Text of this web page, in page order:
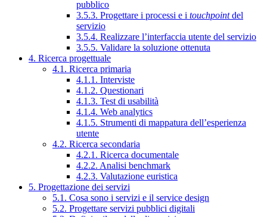
pubblico
3.5.3. Progettare i processi e i touchpointdel
servizio
3.5.4. Realizzare l’interfaccia utente del servizio
3.5.5. Validare la soluzione ottenuta
4. Ricerca progettuale
4.1. Ricerca primaria
4.1.1. Interviste
4.1.2. Questionari
4.1.3. Test di usabilità
4.1.4. Web analytics
4.1.5. Strumenti di mappatura dell’esperienza
utente
4.2. Ricerca secondaria
4.2.1. Ricerca documentale
4.2.2. Analisi benchmark
4.2.3. Valutazione euristica
5. Progettazione dei servizi
5.1. Cosa sono i servizi e il service design
5.2. Progettare servizi pubblici digitali